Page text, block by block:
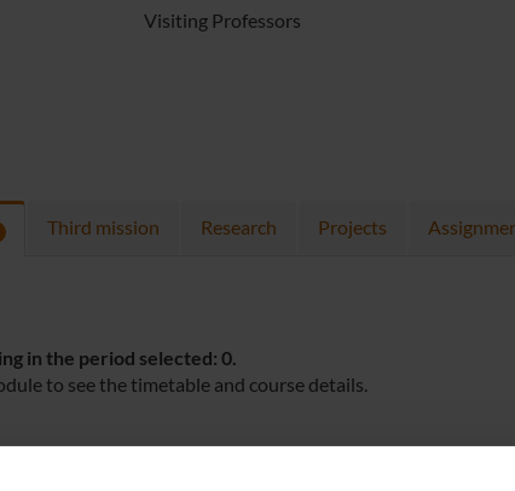
Visiting Professors
Third mission Research Projects
in the period selected: 0.
to see the timetable and course details.